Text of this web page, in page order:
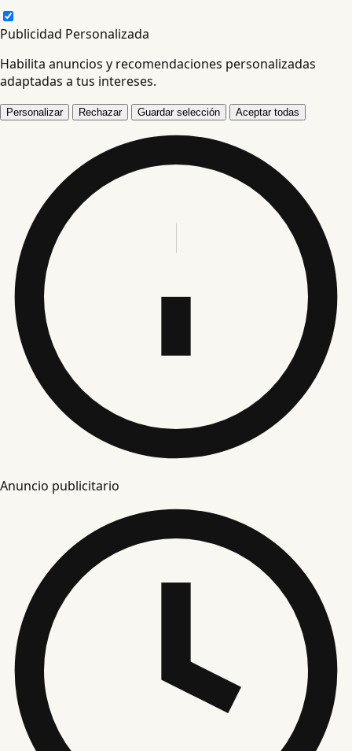
Publicidad Personalizada
Habilita anuncios y recomendaciones personalizadas
adaptadas a tus intereses.
Personalizar Rechazar Guardar selección Aceptar todas
Anuncio publicitario